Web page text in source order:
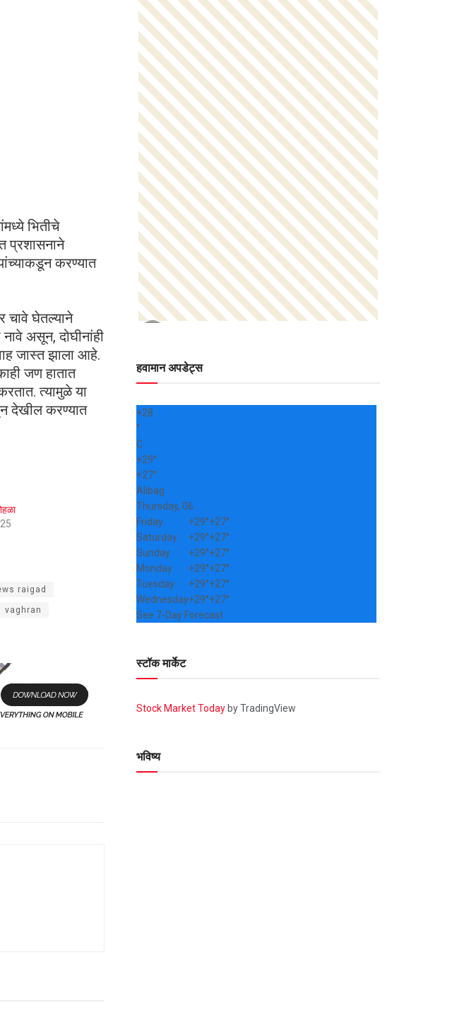
भितीचे
प्रशासनाने
करण्यात
चावे घेतल्याने
असून, दोघीनांही
जास्त झाला आहे.
जण हातात
त्यामुळे या
देखील करण्यात
raigad
vaghran
हवामान अपडेट्स
+28
°
C
+29°
+27°
Alibag
Thursday, 06
Friday
+29°+27°
Saturday
+29°+27°
Sunday
+29°+27°
Monday
+29°+27°
Tuesday
+29°+27°
Wednesday+29°+27°
See 7-Day Forecast
स्टॉक मार्केट
Stock Market Today by TradingView
भविष्य